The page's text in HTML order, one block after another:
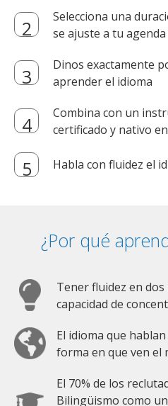
Selecciona una
se ajuste a tu agenda
Dinos exactamente
aprender el idioma
Combina con un
certificado y nativo
Habla con fluidez el
¿Por qué
Tener fluidez en
capacidad de
El idioma que
forma en que ven el
El 70% de los
Bilingüismo como